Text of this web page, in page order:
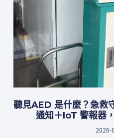
聽見AED 是什麼？急救
通知＋IoT 警報器
2026-